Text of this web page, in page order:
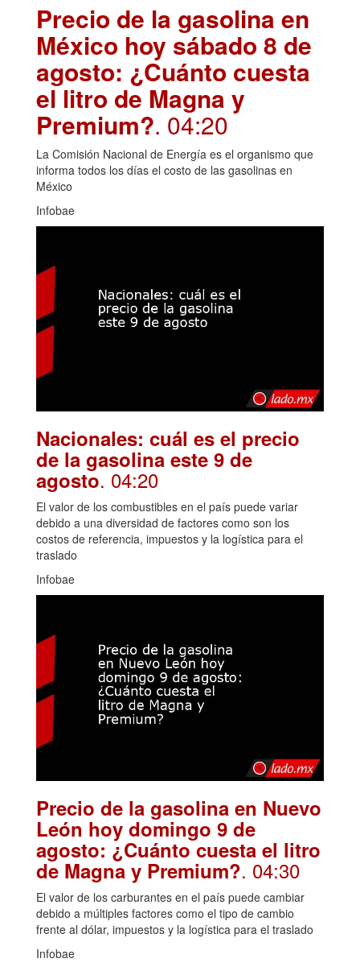
Precio de la gasolina en
México hoy sábado 8 de
agosto: ¿Cuánto cuesta
el litro de Magna y
Premium?. 04:20
La Comisión Nacional de Energía es el organismo que
informa todos los días el costo de las gasolinas en
México
Infobae
Nacionales: cuál es el precio
de la gasolina este 9 de
agosto. 04:20
El valor de los combustibles en el país puede variar
debido a una diversidad de factores como son los
costos de referencia, impuestos y la logística para el
traslado
Infobae
Precio de la gasolina en Nuevo
León hoy domingo 9 de
agosto: ¿Cuánto cuesta el litro
de Magna y Premium?. 04:30
El valor de los carburantes en el país puede cambiar
debido a múltiples factores como el tipo de cambio
frente al dólar, impuestos y la logística para el traslado
Infobae